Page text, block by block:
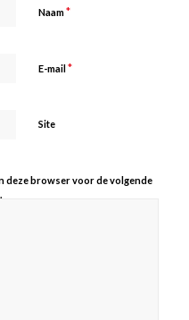
Naam*
E-mail *
Site
deze browser voor de volgende